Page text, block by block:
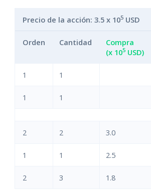
Precio de la acción: 3.5 x 105 USD
Orden Cantidad
Compra
(x 105 USD)
1 1
1 1
2 2 3.0
1 1 2.5
2 3 1.8